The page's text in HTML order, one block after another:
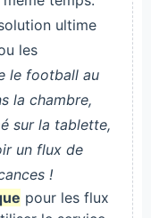
ultime
les
le football au
la chambre,
sur la tablette,
un flux de
!
pour les flux